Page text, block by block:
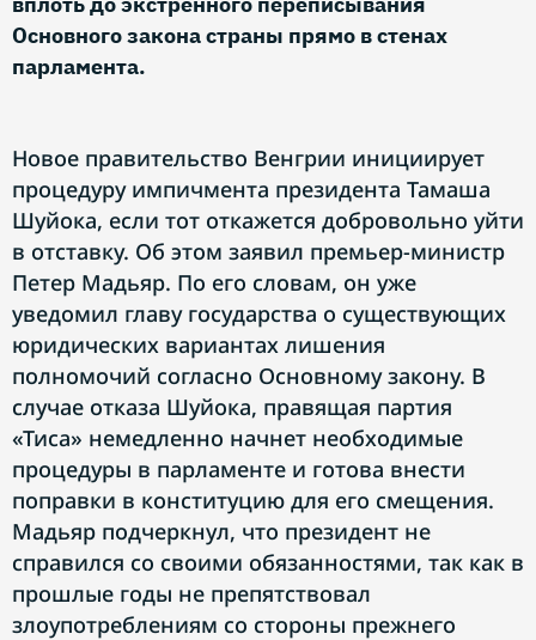
Основного закона страны прямо в стенах
парламента.
Новое правительство Венгрии инициирует
процедуру импичмента президента Тамаша
Шуйока, если тот откажется добровольно уйти
в отставку. Об этом заявил премьер-министр
Петер Мадьяр. По его словам, он уже
уведомил главу государства о существующих
юридических вариантах лишения
полномочий согласно Основному закону. В
случае отказа Шуйока, правящая партия
«Тиса» немедленно начнет необходимые
процедуры в парламенте и готова внести
поправки в конституцию для его смещения.
Мадьяр подчеркнул, что президент не
справился со своими обязанностями, так как в
прошлые годы не препятствовал
злоупотреблениям со стороны прежнего